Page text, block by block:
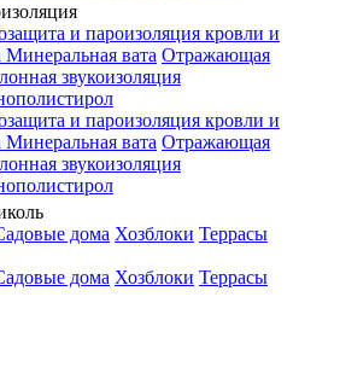
и пароизоляция кровли и
Минеральная вата Отражающая
звукоизоляция
и пароизоляция кровли и
Минеральная вата Отражающая
звукоизоляция
дома Хозблоки Террасы
дома Хозблоки Террасы